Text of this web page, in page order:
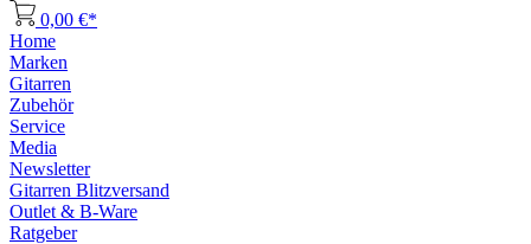
0,00 €*
Home
Marken
Gitarren
Zubehör
Service
Media
Newsletter
Gitarren Blitzversand
Outlet & B-Ware
Ratgeber